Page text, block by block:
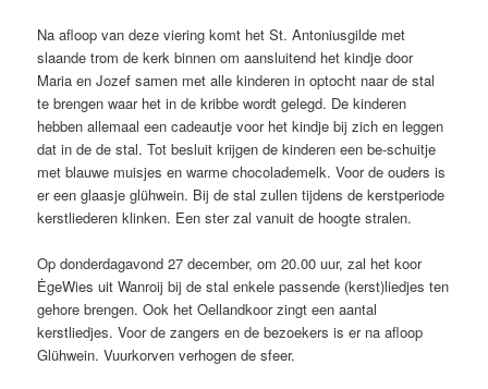
Na afloop van deze viering komt het St. Antoniusgilde met
slaande trom de kerk binnen om aansluitend het kindje door
Maria en Jozef samen met alle kinderen in optocht naar de stal
te brengen waar het in de kribbe wordt gelegd. De kinderen
hebben allemaal een cadeautje voor het kindje bij zich en leggen
dat in de de stal. Tot besluit krijgen de kinderen een be-schuitje
met blauwe muisjes en warme chocolademelk. Voor de ouders is
er een glaasje glühwein. Bij de stal zullen tijdens de kerstperiode
kerstliederen klinken. Een ster zal vanuit de hoogte stralen.
Op donderdagavond 27 december, om 20.00 uur, zal het koor
ĖgeWies uit Wanroij bij de stal enkele passende (kerst)liedjes ten
gehore brengen. Ook het Oellandkoor zingt een aantal
kerstliedjes. Voor de zangers en de bezoekers is er na afloop
Glühwein. Vuurkorven verhogen de sfeer.